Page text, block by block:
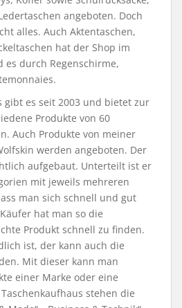
angeboten. Doch
alles. Auch Aktentaschen,
hat der Shop im
es durch Regenschirme,
gibt es seit 2003 und bietet zur
Produkte von 60
Auch Produkte von meiner
werden angeboten. Der
aufgebaut. Unterteilt ist er
mit jeweils mehreren
man sich schnell und gut
hat man so die
Produkt schnell zu finden.
ist, der kann auch die
Mit dieser kann man
einer Marke oder eine
stehen die